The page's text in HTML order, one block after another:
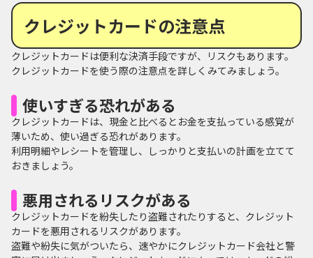
クレジットカードの注意点
クレジットカードは便利な決済手段ですが、リスクもあります。
クレジットカードを使う際の注意点を詳しくみてみましょう。
使いすぎる恐れがある
クレジットカードは、現金と比べるとお金を支払っている感覚が
薄いため、使い過ぎる恐れがあります。
利用明細やレシートを管理し、しっかりと支払いの計画を立てて
おきましょう。
悪用されるリスクがある
クレジットカードを紛失したり盗難されたりすると、クレジット
カードを悪用されるリスクがあります。
盗難や紛失に気がついたら、速やかにクレジットカード会社と警